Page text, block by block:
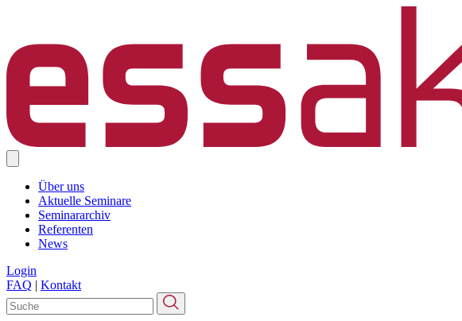
Über uns
Aktuelle Seminare
Seminararchiv
Referenten
News
Login
FAQ | Kontakt